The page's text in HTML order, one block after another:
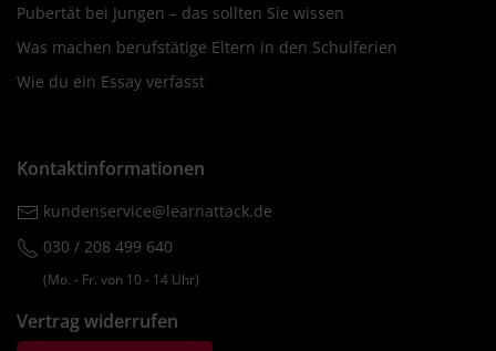
Pubertät bei Jungen – das sollten Sie wissen
Was machen berufstätige Eltern in den Schulferien
Wie du ein Essay verfasst
Kontaktinformationen
kundenservice@learnattack.de
030 / 208 499 640
(Mo. ‐ Fr. von 10 ‐ 14 Uhr)
Vertrag widerrufen